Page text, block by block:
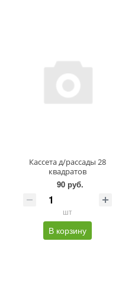
Кассета д/рассады 28
квадратов
90 руб.
шт
В корзину